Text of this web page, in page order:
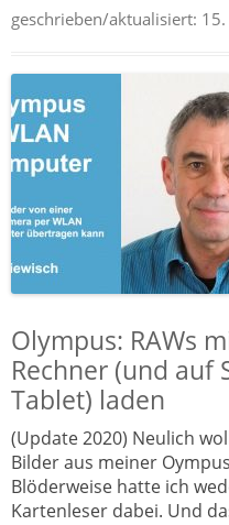
geschrieben/aktualisiert:
Olympus: RAWs
Rechner (und auf
Tablet) laden
(Update 2020) Neulich
Bilder aus meiner
Blöderweise hatte ich
Kartenleser dabei. Und